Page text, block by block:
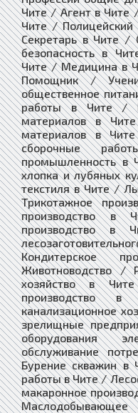
Чите / Агент в
Чите /
Секретарь в Чите /
безопасность в
Чите / Медицина в
Помощник /
общественное
работы в Чите /
материалов в
материалов в
сборочные
промышленность в
хлопка и лубяных
текстиля в Чите /
Трикотажное
производство в
производство в
Кондитерское
Животноводство /
хозяйство в
производство
канализационное
зрелищные
оборудования
обслуживание
Бурение скважин в
работы в Чите /
макаронное